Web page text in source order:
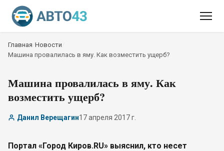
Главная Новости
Машина провалилась в яму. Как возместить ущерб?
Машина провалилась в яму. Как
возместить ущерб?
Данил Верещагин17 апреля 2017 г.
Портал «Город Киров.RU» выяснил, кто несет